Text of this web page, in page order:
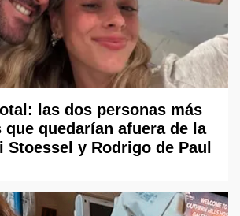
las dos personas más
quedarían afuera de la
Stoessel y Rodrigo de Paul